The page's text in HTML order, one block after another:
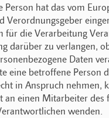
Person hat das vom
Verordnungsgeber
für die Verarbeitung
darüber zu verlangen,
Daten
eine betroffene Person
in Anspruch nehmen,
an einen Mitarbeiter des
wenden.